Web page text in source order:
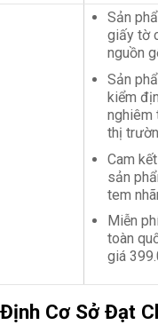
Sản
giấy tờ
nguồn
Sản
kiểm
nghiêm
thị
Cam
sản
tem
Miễn
toàn
giá
Cơ Sở Đạt